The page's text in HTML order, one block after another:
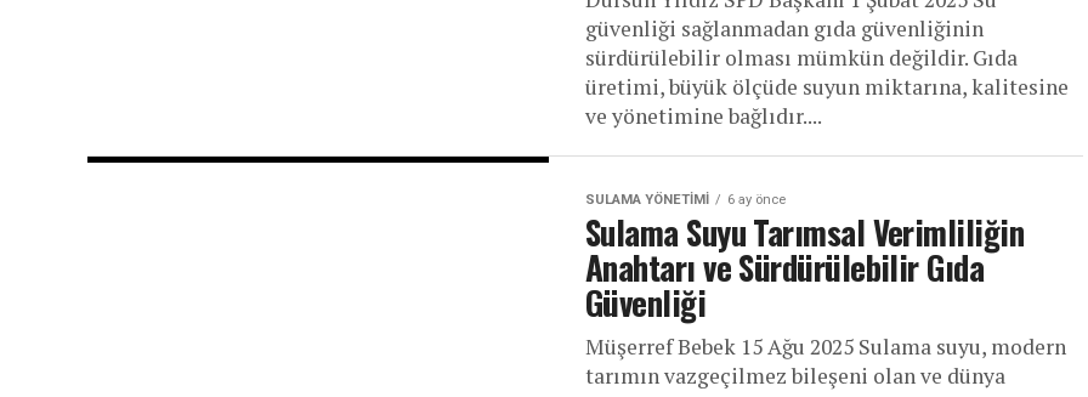
güvenliği sağlanmadan gıda güvenliğinin
sürdürülebilir olması mümkün değildir. Gıda
üretimi, büyük ölçüde suyun miktarına, kalitesine
ve yönetimine bağlıdır....
SULAMA YÖNETIMI 6 ay önce
Sulama Suyu Tarımsal Verimliliğin
Anahtarı ve Sürdürülebilir Gıda
Güvenliği
Müşerref Bebek 15 Ağu 2025 Sulama suyu, modern
tarımın vazgeçilmez bileşeni olan ve dünya